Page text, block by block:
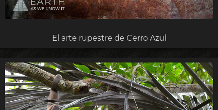
El arte rupestre de Cerro Azul